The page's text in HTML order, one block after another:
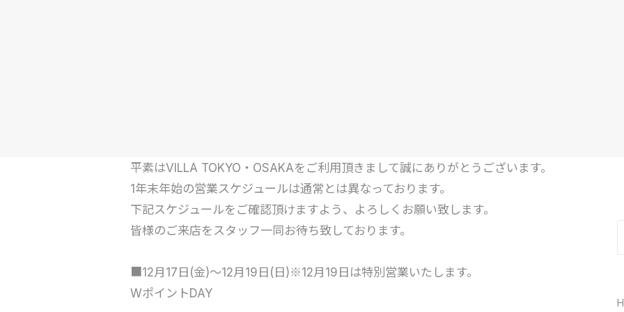
平素はVILLA TOKYO・OSAKAをご利用頂きまして誠にありがとうございます。
1年末年始の営業スケジュールは通常とは異なっております。
下記スケジュールをご確認頂けますよう、よろしくお願い致します。
皆様のご来店をスタッフ一同お待ち致しております。
■12月17日(金)～12月19日(日)※12月19日は特別営業いたします。
WポイントDAY